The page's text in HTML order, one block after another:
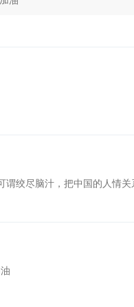
谓绞尽脑汁，把中国的人情关